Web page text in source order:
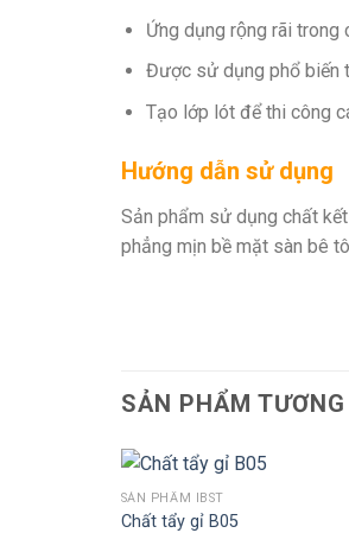
Ứng dụng rộng rãi trong
Được sử dụng phổ biến
Tạo lớp lót để thi công
Hướng dẫn sử dụng
Sản phẩm sử dụng chất
phẳng mịn bề mặt sàn bê
SẢN PHẨM
THÊM VÀO GIỎ
SẢN PHẨM IBST
Chất tẩy gỉ B05